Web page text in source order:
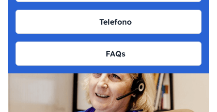
Telefono
FAQs